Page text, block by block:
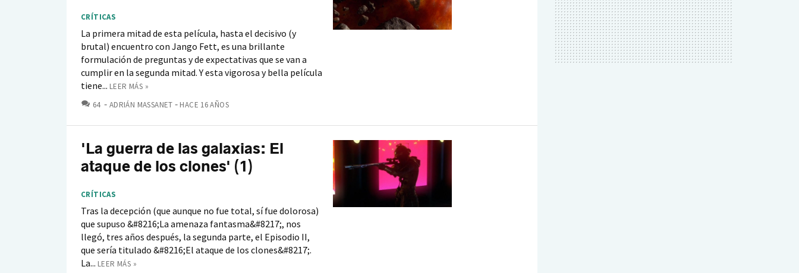
CRÍTICAS
La primera mitad de esta película, hasta el decisivo (y
brutal) encuentro con Jango Fett, es una brillante
formulación de preguntas y de expectativas que se van a
cumplir en la segunda mitad. Y esta vigorosa y bella película
tiene... LEER MÁS »
64 COMENTARIOS
ADRIÁN MASSANET HACE 16 AÑOS
'La guerra de las galaxias: El
ataque de los clones' (1)
CRÍTICAS
Tras la decepción (que aunque no fue total, sí fue dolorosa)
que supuso &#8216;La amenaza fantasma&#8217;, nos
llegó, tres años después, la segunda parte, el Episodio II,
que sería titulado &#8216;El ataque de los clones&#8217;.
La... LEER MÁS »